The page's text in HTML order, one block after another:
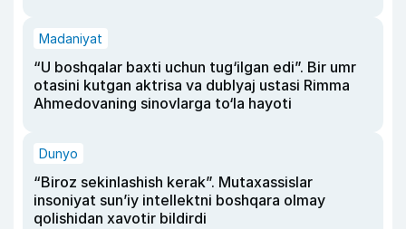
Madaniyat
“U boshqalar baxti uchun tug‘ilgan edi”. Bir umr
otasini kutgan aktrisa va dublyaj ustasi Rimma
Ahmedovaning sinovlarga to‘la hayoti
Dunyo
“Biroz sekinlashish kerak”. Mutaxassislar
insoniyat sun’iy intellektni boshqara olmay
qolishidan xavotir bildirdi